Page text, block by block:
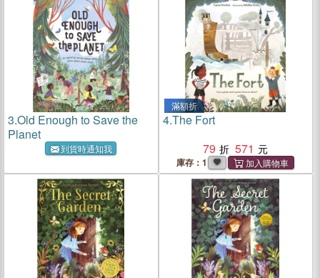
3.Old Enough to Save the
Planet
到貨時通知我
滿額折
4.The Fort
79
571
庫存：1